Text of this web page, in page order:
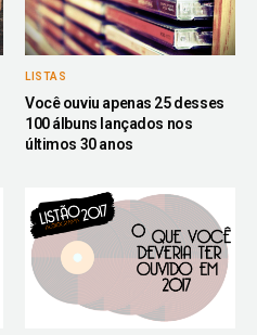
LISTAS
Você ouviu apenas 25 desses
100 álbuns lançados nos
últimos 30 anos